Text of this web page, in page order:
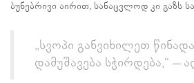
ბუნებრივი აირით, სანაცვლოდ კი გაზს
„სვოპი განვიხილეთ
დამუშავება სჭირდება,“ –